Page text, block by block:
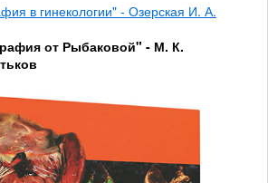
в гинекологии" - Озерская И. А.
от Рыбаковой" - М. К.